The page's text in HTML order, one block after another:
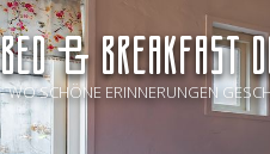
BED &
- WO SCHÖNE ERINNERUNGEN